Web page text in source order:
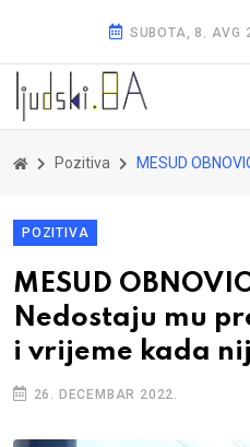
SUBOTA, 8. AVG
Pozitiva MESUD OBNOVIO CRKVU: Nedostaju mu
POZITIVA
MESUD
Nedostaju mu
i vrijeme kada
26. DECEMBAR 2022.